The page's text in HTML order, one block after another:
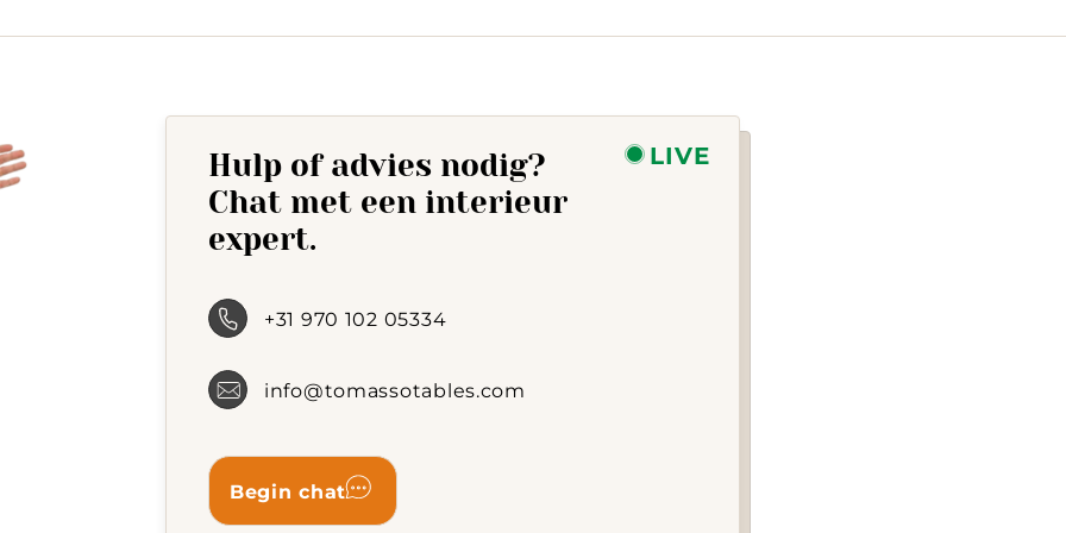
Hulp of advies nodig?
Chat met een interieur
expert.
+31 970 102 05334
info@tomassotables.com
LIVE